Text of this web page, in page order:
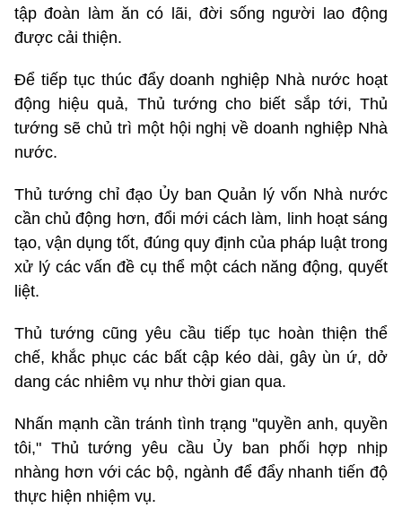
tập đoàn làm ăn có lãi, đời sống người lao động
được cải thiện.
Để tiếp tục thúc đẩy doanh nghiệp Nhà nước hoạt
động hiệu quả, Thủ tướng cho biết sắp tới, Thủ
tướng sẽ chủ trì một hội nghị về doanh nghiệp Nhà
nước.
Thủ tướng chỉ đạo Ủy ban Quản lý vốn Nhà nước
cần chủ động hơn, đổi mới cách làm, linh hoạt sáng
tạo, vận dụng tốt, đúng quy định của pháp luật trong
xử lý các vấn đề cụ thể một cách năng động, quyết
liệt.
Thủ tướng cũng yêu cầu tiếp tục hoàn thiện thể
chế, khắc phục các bất cập kéo dài, gây ùn ứ, dở
dang các nhiêm vụ như thời gian qua.
Nhấn mạnh cần tránh tình trạng "quyền anh, quyền
tôi," Thủ tướng yêu cầu Ủy ban phối hợp nhịp
nhàng hơn với các bộ, ngành để đẩy nhanh tiến độ
thực hiện nhiệm vụ.